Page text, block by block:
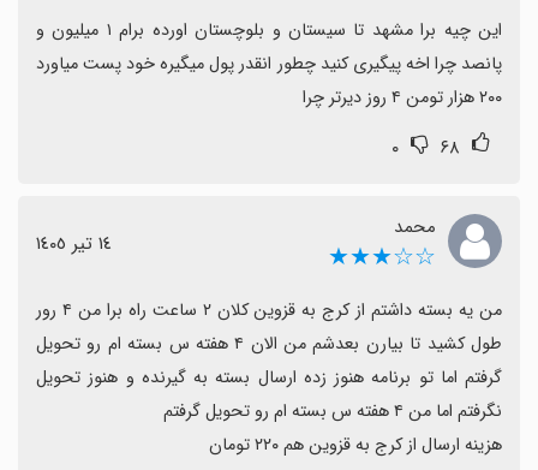
تیپاکس گاهی نتیجه مطلوبی دارد، اما برای تجربه سریع‌تر و
ارزان‌تر ممکن است گزینه‌های دیگر را در نظر بگیرید.
۲۰۰ هزار تومن ۴ روز دیرتر چرا
۶۸ ۰
محمد
☆☆★★★ ١٤ تیر ١٤٠٥
هزینه ارسال از کرج به قزوین هم ۲۲۰ تومان